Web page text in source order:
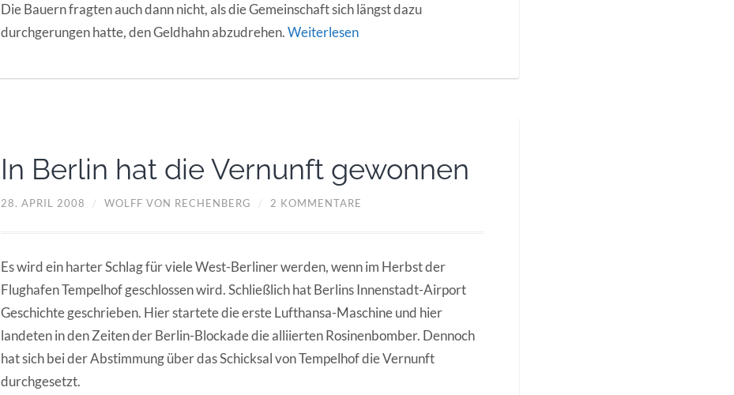
Die Bauern fragten auch dann nicht, als die Gemeinschaft sich längst dazu
durchgerungen hatte, den Geldhahn abzudrehen.Weiterlesen
In Berlin hat die Vernunft gewonnen
28. APRIL 2008 / WOLFF VON RECHENBERG / 2 KOMMENTARE
Es wird ein harter Schlag für viele West-Berliner werden, wenn im Herbst der
Flughafen Tempelhof geschlossen wird. Schließlich hat Berlins Innenstadt-Airport
Geschichte geschrieben. Hier startete die erste Lufthansa-Maschine und hier
landeten in den Zeiten der Berlin-Blockade die alliierten Rosinenbomber. Dennoch
hat sich bei der Abstimmung über das Schicksal von Tempelhof die Vernunft
durchgesetzt.